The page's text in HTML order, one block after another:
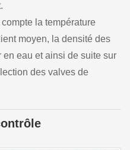
la température
moyen, la densité des
eau et ainsi de suite sur
des valves de